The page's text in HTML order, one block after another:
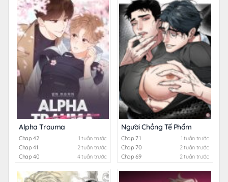
Alpha Trauma
Chap 42
1 tuần trước
Chap 41
2 tuần trước
Chap 40
4 tuần trước
Người Chồng Tế Phẩm
Chap 71
1 tuần trước
Chap 70
2 tuần trước
Chap 69
2 tuần trước